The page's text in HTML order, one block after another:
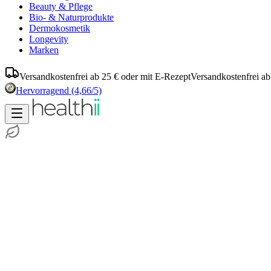
Beauty & Pflege
Bio- & Naturprodukte
Dermokosmetik
Longevity
Marken
Versandkostenfrei ab 25 € oder mit E-RezeptVersandkostenfrei
Hervorragend (4,66/5)